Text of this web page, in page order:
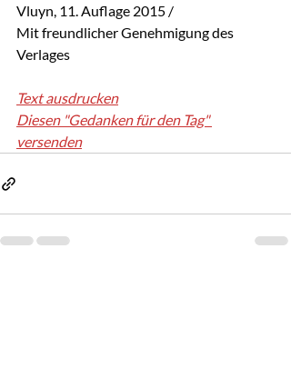
Vluyn, 11. Auflage 2015 /
Mit freundlicher Genehmigung des
Verlages
Text ausdrucken
Diesen "Gedanken für den Tag"
versenden